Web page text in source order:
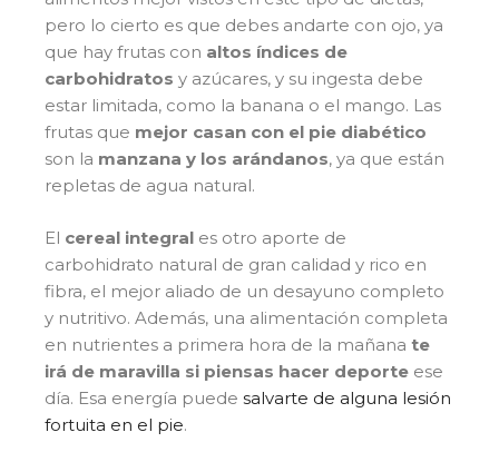
pero lo cierto es que debes andarte con ojo, ya
que hay frutas con altos índices de
carbohidratos y azúcares, y su ingesta debe
estar limitada, como la banana o el mango. Las
frutas que mejor casan con el pie diabético
son la manzana y los arándanos, ya que están
repletas de agua natural.
El cereal integral es otro aporte de
carbohidrato natural de gran calidad y rico en
fibra, el mejor aliado de un desayuno completo
y nutritivo. Además, una alimentación completa
en nutrientes a primera hora de la mañana te
irá de maravilla si piensas hacer deporte ese
día. Esa energía puede salvarte de alguna lesión
fortuita en el pie.